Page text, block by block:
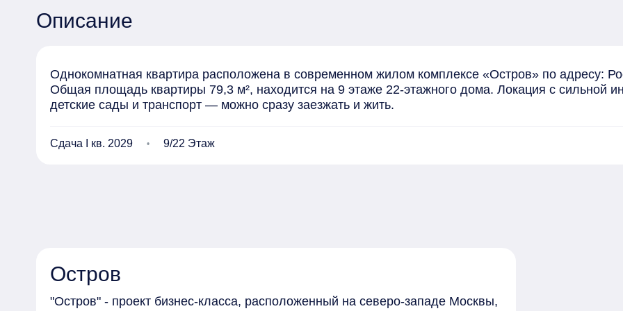
Описание
Однокомнатная квартира расположена в современном жилом комплексе «Остров» по адресу:
Общая площадь квартиры 79,3 м², находится на 9 этаже 22-этажного дома. Локация с сильной
детские сады и транспорт — можно сразу заезжать и жить.
Сдача I кв. 2029 9/22 Этаж
Остров
"Остров" - проект бизнес-класса, расположенный на северо-западе Москвы,